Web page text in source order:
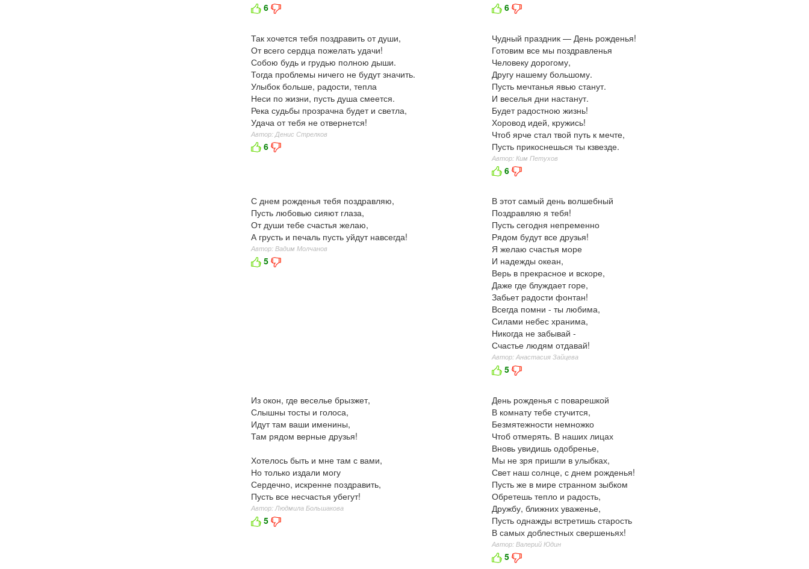
6 6
Так хочется тебя поздравить от души,
От всего сердца пожелать удачи!
Собою будь и грудью полною дыши.
Тогда проблемы ничего не будут значить.
Улыбок больше, радости, тепла
Неси по жизни, пусть душа смеется.
Река судьбы прозрачна будет и светла,
Удача от тебя не отвернется!
Автор: Денис Стрелков
6
Чудный праздник — День рожденья!
Готовим все мы поздравленья
Человеку дорогому,
Другу нашему большому.
Пусть мечтанья явью станут.
И веселья дни настанут.
Будет радостною жизнь!
Хоровод идей, кружись!
Чтоб ярче стал твой путь к мечте,
Пусть прикоснешься ты кзвезде.
Автор: Ким Петухов
6
С днем рожденья тебя поздравляю,
Пусть любовью сияют глаза,
От души тебе счастья желаю,
А грусть и печаль пусть уйдут навсегда!
Автор: Вадим Молчанов
5
В этот самый день волшебный
Поздравляю я тебя!
Пусть сегодня непременно
Рядом будут все друзья!
Я желаю счастья море
И надежды океан,
Верь в прекрасное и вскоре,
Даже где блуждает горе,
Забьет радости фонтан!
Всегда помни - ты любима,
Силами небес хранима,
Никогда не забывай -
Счастье людям отдавай!
Автор: Анастасия Зайцева
5
Из окон, где веселье брызжет,
Слышны тосты и голоса,
Идут там ваши именины,
Там рядом верные друзья!
Хотелось быть и мне там с вами,
Но только издали могу
Сердечно, искренне поздравить,
Пусть все несчастья убегут!
Автор: Людмила Большакова
5
День рожденья с поварешкой
В комнату тебе стучится,
Безмятежности немножко
Чтоб отмерять. В наших лицах
Вновь увидишь одобренье,
Мы не зря пришли в улыбках,
Свет наш солнце, с днем рожденья!
Пусть же в мире странном зыбком
Обретешь тепло и радость,
Дружбу, ближних уваженье,
Пусть однажды встретишь старость
В самых доблестных свершеньях!
Автор: Валерий Юдин
5